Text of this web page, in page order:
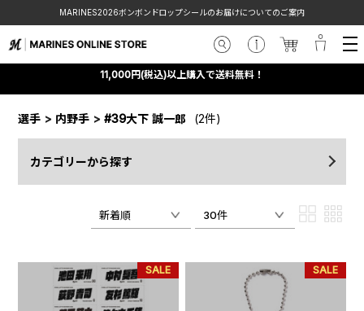
MARINES2026ボンボンドロップシールのお届けについてのご案内
11,000円(税込)以上購入で送料無料！
選手 > 内野手 >#39大下 誠一郎 (2件)
カテゴリーから探す
新着順 30件
SALE SALE